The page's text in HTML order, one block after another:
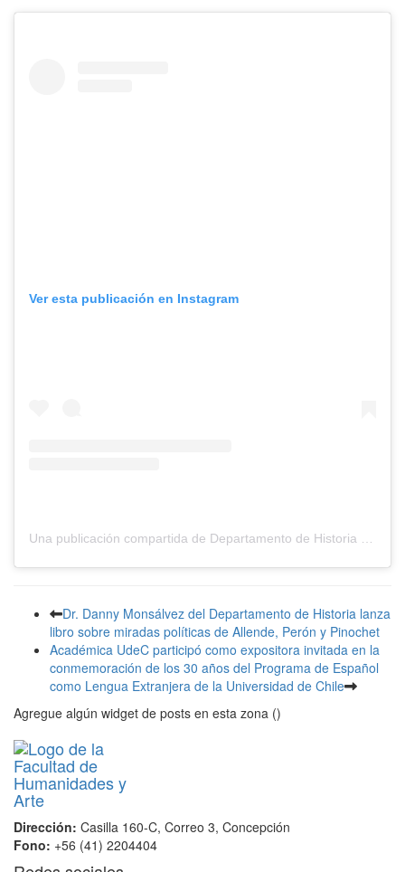
Ver esta publicación en Instagram
Dr. Danny Monsálvez del Departamento de Historia lanza
libro sobre miradas políticas de Allende, Perón y Pinochet
Académica UdeC participó como expositora invitada en la
conmemoración de los 30 años del Programa de Español
como Lengua Extranjera de la Universidad de Chile
Agregue algún widget de posts en esta zona ()
Dirección: Casilla 160-C, Correo 3, Concepción
Fono: +56 (41) 2204404